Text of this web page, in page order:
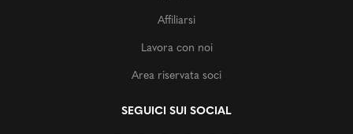
Affiliarsi
Lavora con noi
Area riservata soci
SEGUICI SUI SOCIAL